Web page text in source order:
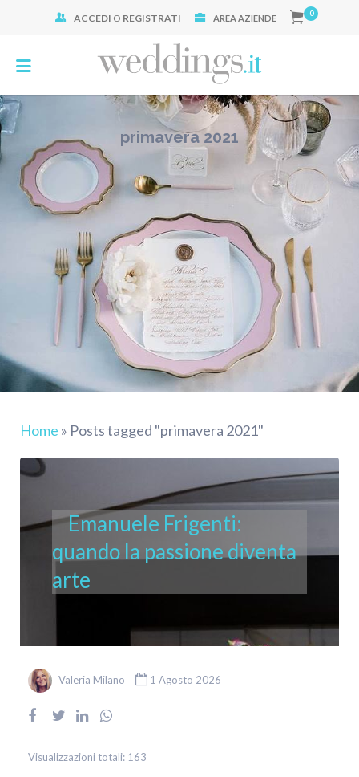
ACCEDI O REGISTRATI AREA AZIENDE 0
primavera 2021
Home » Posts tagged "primavera 2021"
Emanuele Frigenti:
quando la passione diventa
arte
Valeria Milano 1 Agosto 2026
Visualizzazioni totali: 163